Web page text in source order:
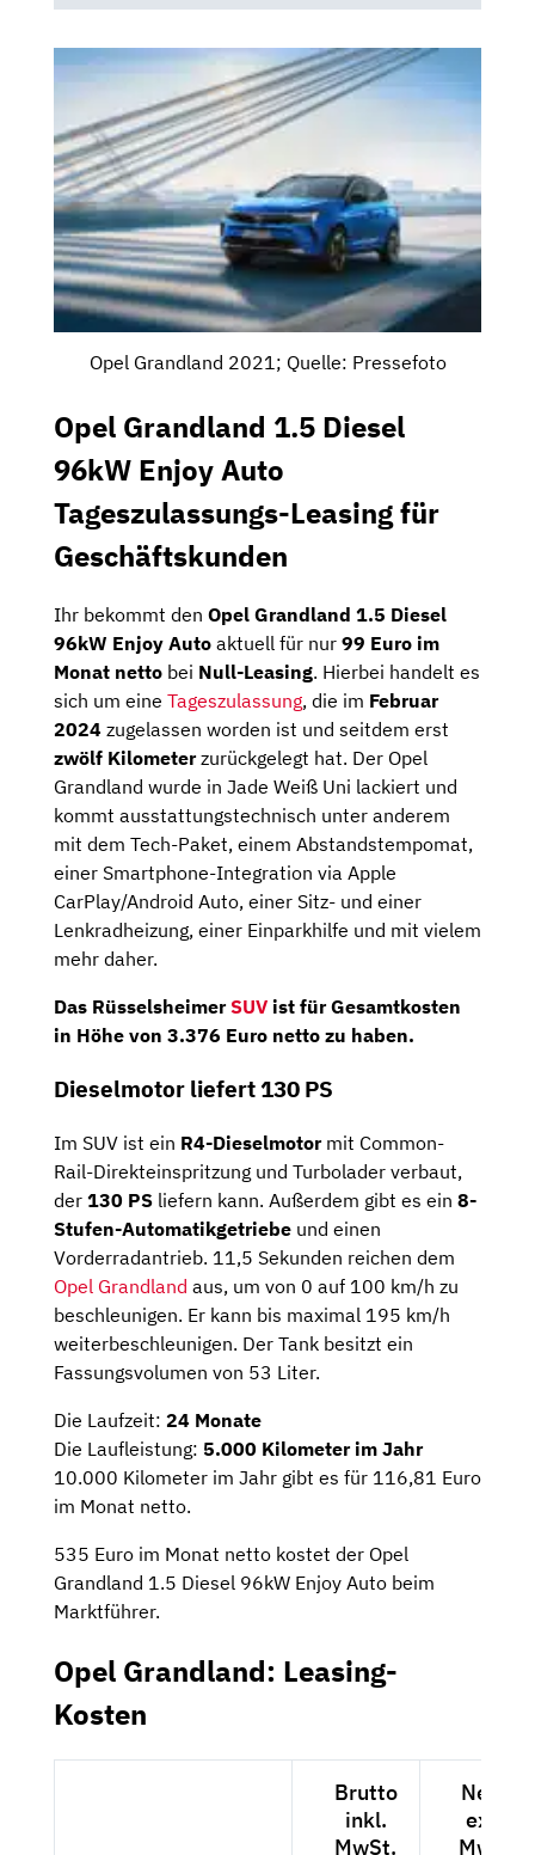
Opel Grandland 2021; Quelle: Pressefoto
Opel Grandland 1.5 Diesel
96kW Enjoy Auto
Tageszulassungs-Leasing für
Geschäftskunden
Ihr bekommt den Opel Grandland 1.5 Diesel
96kW Enjoy Auto aktuell für nur 99 Euro im
Monat netto bei Null-Leasing. Hierbei handelt es
sich um eine Tageszulassung, die im Februar
2024 zugelassen worden ist und seitdem erst
zwölf Kilometerzurückgelegt hat. Der Opel
Grandland wurde in Jade Weiß Uni lackiert und
kommt ausstattungstechnisch unter anderem
mit dem Tech-Paket, einem Abstandstempomat,
einer Smartphone-Integration via Apple
CarPlay/Android Auto, einer Sitz- und einer
Lenkradheizung, einer Einparkhilfe und mit vielem
mehr daher.
Das RüsselsheimerSUV ist für Gesamtkosten
in Höhe von 3.376 Euro netto zu haben.
Dieselmotor liefert 130 PS
Im SUV ist ein R4-Dieselmotormit Common-
Rail-Direkteinspritzung und Turbolader verbaut,
der 130 PS liefern kann. Außerdem gibt es ein 8-
Stufen-Automatikgetriebe und einen
Vorderradantrieb. 11,5 Sekunden reichen dem
Opel Grandland aus, um von 0 auf 100 km/h zu
beschleunigen. Er kann bis maximal 195 km/h
weiterbeschleunigen. Der Tank besitzt ein
Fassungsvolumen von 53 Liter.
Die Laufzeit: 24 Monate
Die Laufleistung: 5.000 Kilometer im Jahr
10.000 Kilometer im Jahr gibt es für 116,81 Euro
im Monat netto.
535 Euro im Monat netto kostet der Opel
Grandland 1.5 Diesel 96kW Enjoy Auto beim
Marktführer.
Opel Grandland: Leasing-
Kosten
Brutto
inkl.
MwSt.
Netto
exkl.
MwSt.